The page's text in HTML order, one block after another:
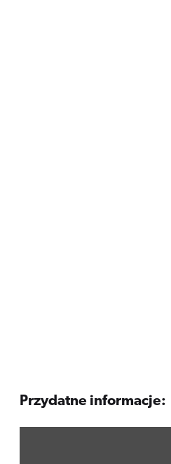
Przydatne informacje: